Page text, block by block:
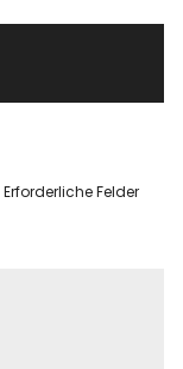
Erforderliche Felder